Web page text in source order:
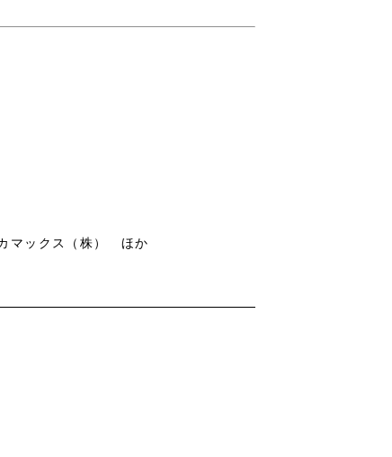
マックス（株） ほか